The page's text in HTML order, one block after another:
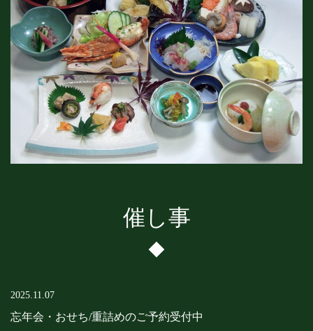
催し事
2025.11.07
忘年会・おせち/重詰めのご予約受付中